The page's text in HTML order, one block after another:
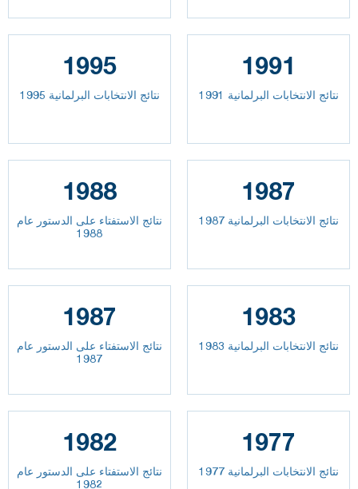
1995
نتائج الانتخابات البرلمانية 1995
1991
نتائج الانتخابات البرلمانية 1991
1988
نتائج الاستفتاء على الدستور عام
1988
1987
نتائج الانتخابات البرلمانية 1987
1987
نتائج الاستفتاء على الدستور عام
1987
1983
نتائج الانتخابات البرلمانية 1983
1982
نتائج الاستفتاء على الدستور عام
1982
1977
نتائج الانتخابات البرلمانية 1977